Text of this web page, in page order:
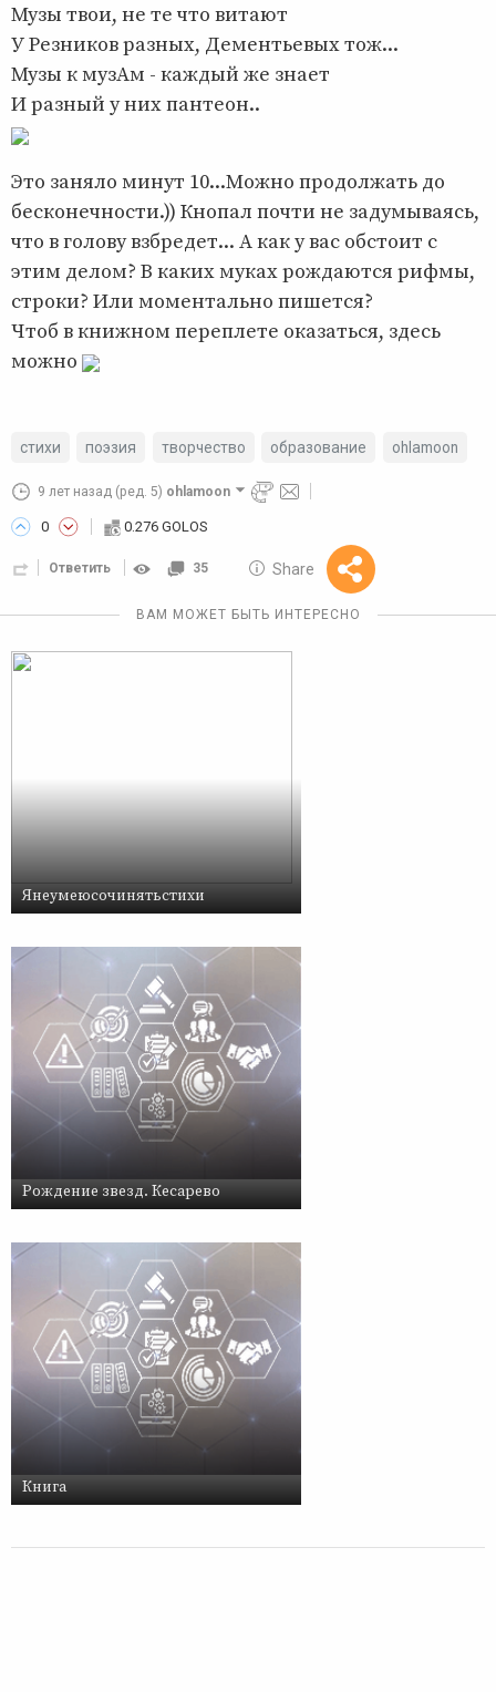
Музы твои, не те что витают
У Резников разных, Дементьевых тож...
Музы к музАм - каждый же знает
И разный у них пантеон..
Это заняло минут 10...Можно продолжать до
бесконечности.)) Кнопал почти не задумываясь,
что в голову взбредет... А как у вас обстоит с
этим делом? В каких муках рождаются рифмы,
строки? Или моментально пишется?
Чтоб в книжном переплете оказаться, здесь
можно
стихи поэзия творчество образование ohlamoon
9 лет назад (ред. 5) ohlamoon
0 0.276 GOLOS
Ответить 35 Share
Reward
10 GOLOS
ВАМ МОЖЕТ БЫТЬ ИНТЕРЕСНО
Янеумеюсочинятьстихи
Рождение звезд. Кесарево
Книга